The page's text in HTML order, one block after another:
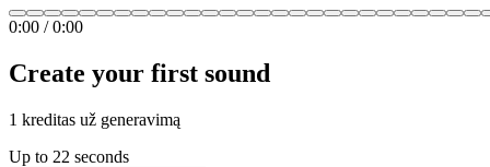
0:00 /0:00
Create your first sound
1 kreditas už generavimą
Up to 22 seconds